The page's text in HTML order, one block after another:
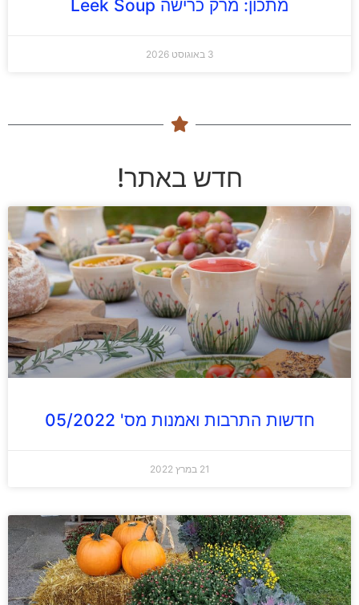
מתכון: מרק כרישה Leek Soup
3 באוגוסט 2026
חדש באתר!
חדשות התרבות ואמנות מס' 05/2022
21 במרץ 2022